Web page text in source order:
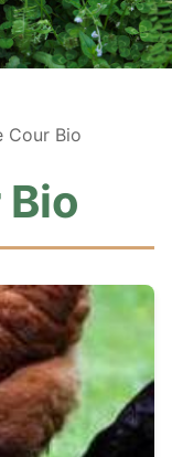
Cour Bio
Bio